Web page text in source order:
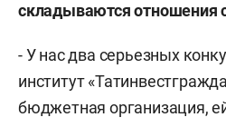
складываются отношения
- У нас два серьезных
институт
бюджетная организация,